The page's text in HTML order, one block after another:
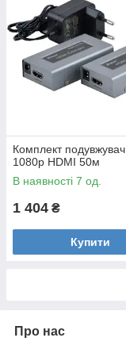
Комплект
1080p HDMI 50м
В наявності 7 од.
1 404 ₴
Купити
Про нас